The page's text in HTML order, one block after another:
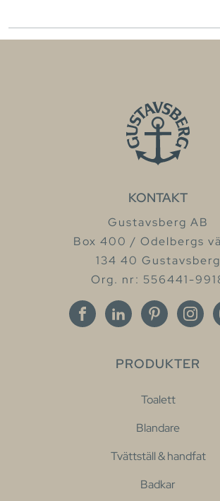
KONTAKT
Gustavsberg AB
Box 400 / Odelbergs
134 40 Gustavsberg
Org. nr: 556441-
PRODUKTER
Toalett
Blandare
Tvättställ & handfat
Badkar